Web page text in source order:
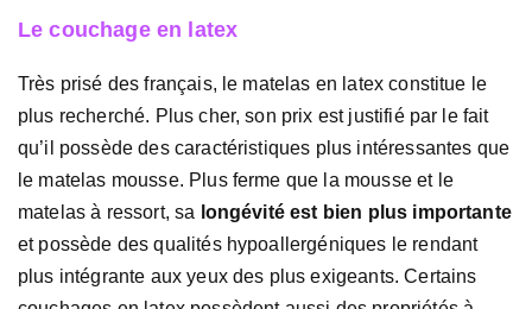
Le couchage en latex
Très prisé des français, le matelas en latex constitue le
plus recherché. Plus cher, son prix est justifié par le fait
qu’il possède des caractéristiques plus intéressantes que
le matelas mousse. Plus ferme que la mousse et le
matelas à ressort, sa longévité est bien plus importante
et possède des qualités hypoallergéniques le rendant
plus intégrante aux yeux des plus exigeants. Certains